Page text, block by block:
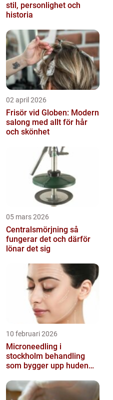
stil, personlighet och
historia
02 april 2026
Frisör vid Globen: Modern
salong med allt för hår
och skönhet
05 mars 2026
Centralsmörjning så
fungerar det och därför
lönar det sig
10 februari 2026
Microneedling i
stockholm behandling
som bygger upp huden